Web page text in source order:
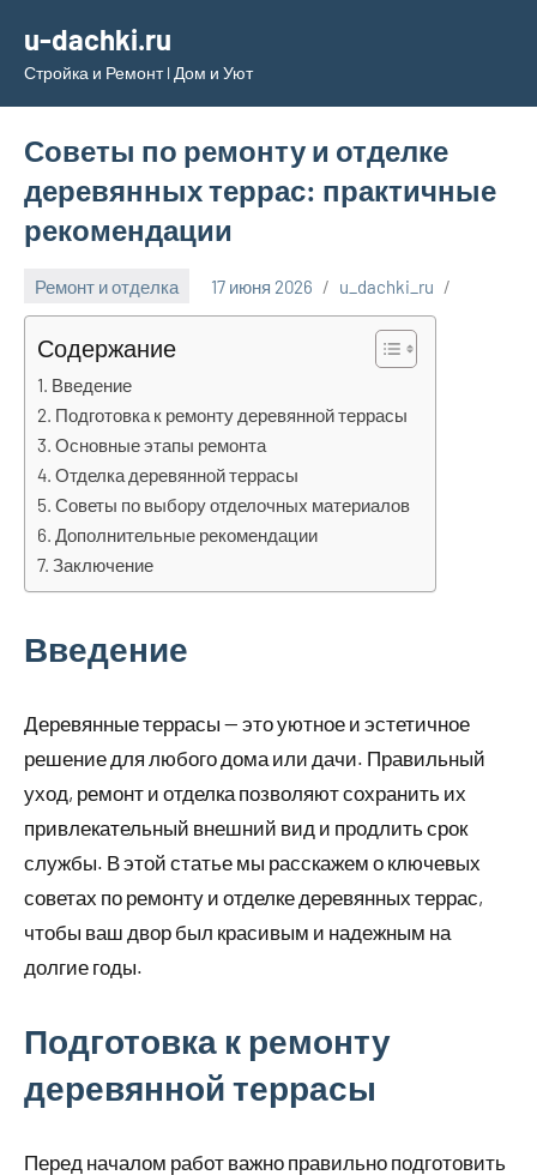
содержимому
u-dachki.ru
Стройка и Ремонт l Дом и Уют
Советы по ремонту и отделке
деревянных террас: практичные
рекомендации
Ремонт и отделка 17 июня 2026 u_dachki_ru
Содержание
Введение
Подготовка к ремонту деревянной террасы
Основные этапы ремонта
Отделка деревянной террасы
Советы по выбору отделочных материалов
Дополнительные рекомендации
Заключение
Введение
Деревянные террасы — это уютное и эстетичное
решение для любого дома или дачи. Правильный
уход, ремонт и отделка позволяют сохранить их
привлекательный внешний вид и продлить срок
службы. В этой статье мы расскажем о ключевых
советах по ремонту и отделке деревянных террас,
чтобы ваш двор был красивым и надежным на
долгие годы.
Подготовка к ремонту
деревянной террасы
Перед началом работ важно правильно подготовить